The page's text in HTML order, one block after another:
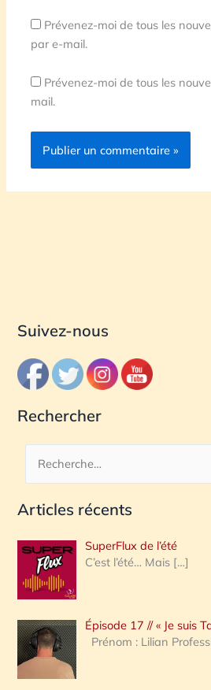
Prévenez-moi de tous les
par e-mail.
Prévenez-moi de tous les
mail.
Suivez-nous
Rechercher
c
e
r
c
h
e
Articles récents
SuperFlux de l’été
C’est l’été… Mais […]
Épisode 17 // « Je suis
Prénom : Lilian